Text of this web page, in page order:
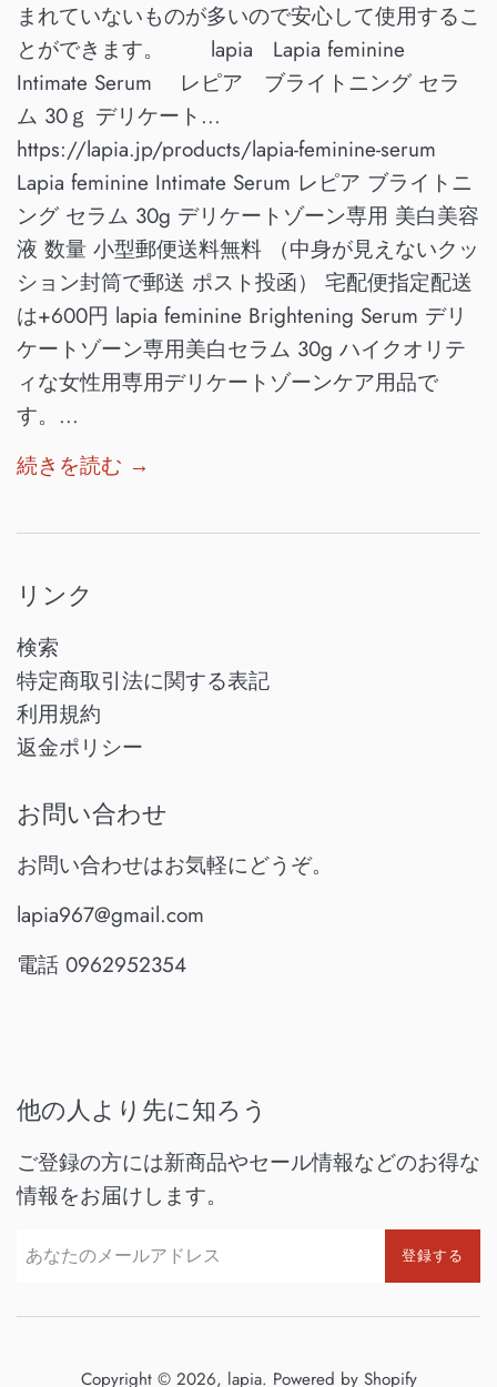
まれていないものが多いので安心して使用するこ
とができます。 lapia Lapia feminine
Intimate Serum レピア ブライトニング セラ
ム 30ｇ デリケート...
https://lapia.jp/products/lapia-feminine-serum
Lapia feminine Intimate Serum レピア ブライトニ
ング セラム 30g デリケートゾーン専用 美白美容
液 数量 小型郵便送料無料 （中身が見えないクッ
ション封筒で郵送 ポスト投函） 宅配便指定配送
は+600円 lapia feminine Brightening Serum デリ
ケートゾーン専用美白セラム 30g ハイクオリテ
ィな女性用専用デリケートゾーンケア用品で
す。...
続きを読む →
リンク
検索
特定商取引法に関する表記
利用規約
返金ポリシー
お問い合わせ
お問い合わせはお気軽にどうぞ。
lapia967@gmail.com
電話 0962952354
他の人より先に知ろう
ご登録の方には新商品やセール情報などのお得な
情報をお届けします。
登録する
Copyright © 2026, lapia. Powered by Shopify